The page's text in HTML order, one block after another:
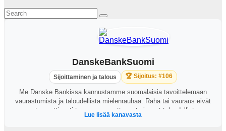
DanskeBankSuomi
Sijoittaminen ja talous 🏆 Sijoitus: #106
Me Danske Bankissa kannustamme suomalaisia tavoittelemaan
vaurastumista ja taloudellista mielenrauhaa. Raha tai vauraus eivät
automaattisesti tuo onnea, mutta ne tarjoavat taloudellista
itsenäisyyttä varsinkin epävarmoina aikoina. Tarjoamme
Lue lisää kanavasta